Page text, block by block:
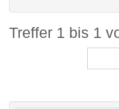
Treffer 1 bis 1